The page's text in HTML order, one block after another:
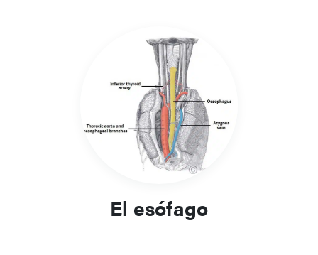
delgado, el apéndice, el ciego, el colon, el recto y el canal
anal, haciendo hincapié en las relaciones anatómicas, la
irrigación sanguínea y las adaptaciones funcionales.
Relevancia clínica y enfoque del
aprendizaje
Comprender la anatomía del tubo digestivo es fundamental
enfermedades inflamatorias y la hemorragia gastrointestinal.
El esófago